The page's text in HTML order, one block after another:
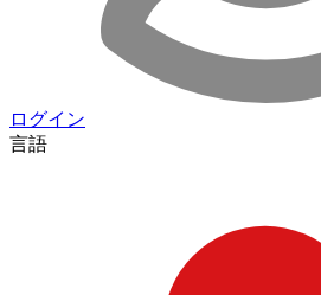
ログイン
言語